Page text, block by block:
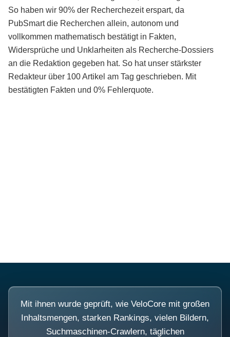
So haben wir 90% der Recherchezeit erspart, da
PubSmart die Recherchen allein, autonom und
vollkommen mathematisch bestätigt in Fakten,
Widersprüche und Unklarheiten als Recherche-Dossiers
an die Redaktion gegeben hat. So hat unser stärkster
Redakteur über 100 Artikel am Tag geschrieben. Mit
bestätigten Fakten und 0% Fehlerquote.
Mit ihnen wurde geprüft, wie VeloCore mit großen
Inhaltsmengen, starken Rankings, vielen Bildern,
Suchmaschinen-Crawlern, täglichen